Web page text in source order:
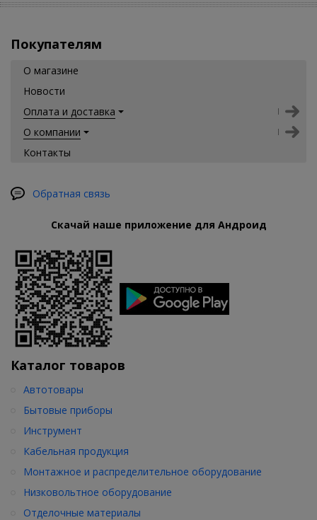
Покупателям
О магазине
Новости
Оплата и доставка
О компании
Контакты
Обратная связь
Скачай наше приложение для Андроид
Каталог товаров
Автотовары
Бытовые приборы
Инструмент
Кабельная продукция
Монтажное и распределительное оборудование
Низковольтное оборудование
Отделочные материалы